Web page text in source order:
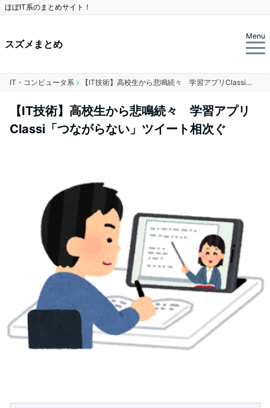
ほぼIT系のまとめサイト！
スズメまとめ
Menu
IT・コンピュータ系 【IT技術】高校生から悲鳴続々 学習アプリClassi「つながらない」ツイート相次ぐ
【IT技術】高校生から悲鳴続々 学習アプリ
Classi「つながらない」ツイート相次ぐ